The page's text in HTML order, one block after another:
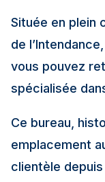
Située en plein
de
vous pouvez
spécialisée
Ce bureau,
emplacement
clientèle